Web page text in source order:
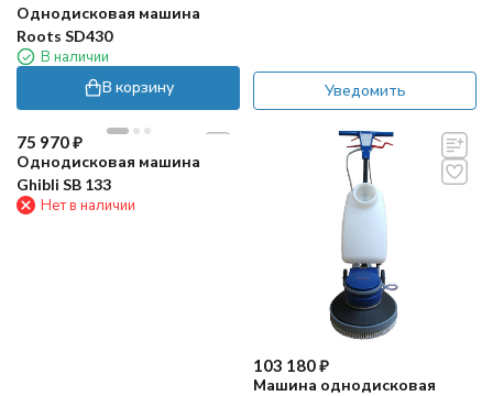
Однодисковая машина
Roots SD430
В наличии
В корзину Уведомить
75 970₽
Однодисковая машина
Ghibli SB 133
Нет в наличии
103 180₽
Машина однодисковая